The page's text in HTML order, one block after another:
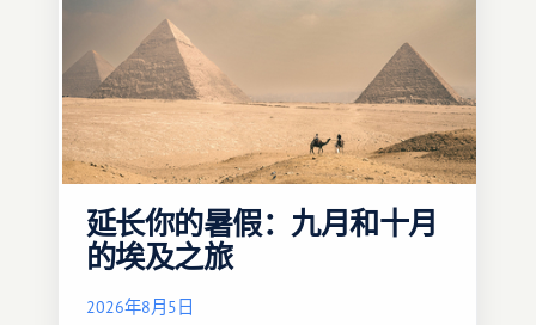
延长你的暑假：九月和十月
的埃及之旅
2026年8月5日